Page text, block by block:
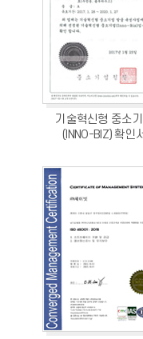
기술혁신형 중소
(INNO-BIZ) 확인